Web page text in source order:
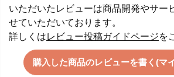
いただいたレビューは商品開発やサー
せていただいております。
詳しくはレビュー投稿ガイドページを
購入した商品のレビューを書く(マ